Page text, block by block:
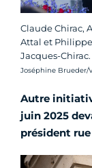
Claude Chirac,
Attal et
Jacques-Chirac.
Crédit photo :
Joséphine Brueder/
Autre
juin 2025
président